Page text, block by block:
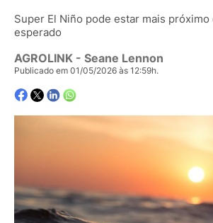
Super El Niño pode estar mais próximo
esperado
AGROLINK - Seane Lennon
Publicado em 01/05/2026 às 12:59h.